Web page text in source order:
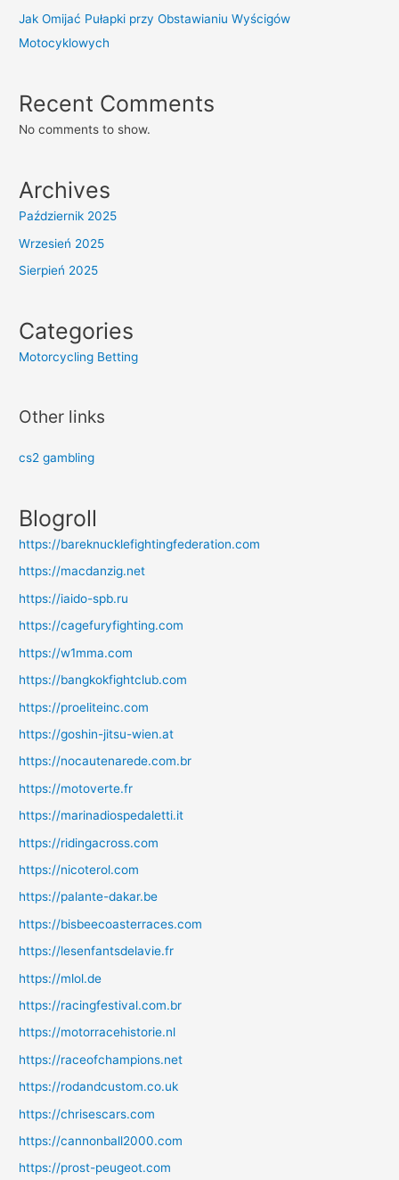
Jak Omijać Pułapki przy Obstawianiu Wyścigów
Motocyklowych
Recent Comments
No comments to show.
Archives
Październik 2025
Wrzesień 2025
Sierpień 2025
Categories
Motorcycling Betting
Other links
cs2 gambling
Blogroll
https://bareknucklefightingfederation.com
https://macdanzig.net
https://iaido-spb.ru
https://cagefuryfighting.com
https://w1mma.com
https://bangkokfightclub.com
https://proeliteinc.com
https://goshin-jitsu-wien.at
https://nocautenarede.com.br
https://motoverte.fr
https://marinadiospedaletti.it
https://ridingacross.com
https://nicoterol.com
https://palante-dakar.be
https://bisbeecoasterraces.com
https://lesenfantsdelavie.fr
https://mlol.de
https://racingfestival.com.br
https://motorracehistorie.nl
https://raceofchampions.net
https://rodandcustom.co.uk
https://chrisescars.com
https://cannonball2000.com
https://prost-peugeot.com